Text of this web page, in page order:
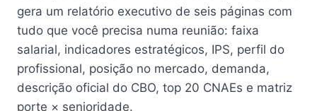
gera um relatório executivo de seis páginas com
tudo que você precisa numa reunião: faixa
salarial, indicadores estratégicos, IPS, perfil do
profissional, posição no mercado, demanda,
descrição oficial do CBO, top 20 CNAEs e matriz
porte × senioridade.